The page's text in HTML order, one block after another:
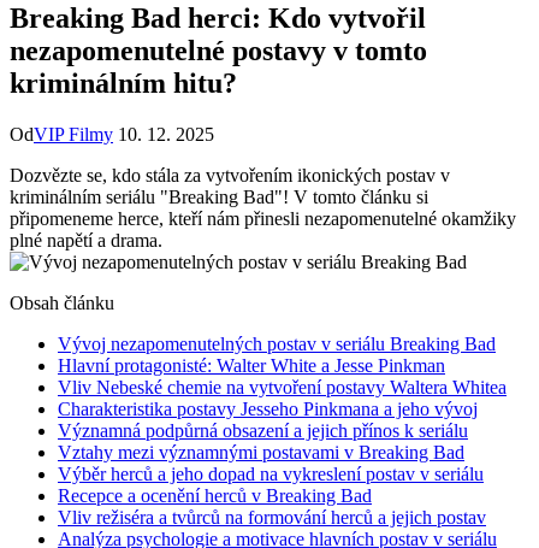
Breaking Bad herci: Kdo vytvořil
nezapomenutelné postavy v tomto
kriminálním hitu?
OdVIP Filmy 10. 12. 2025
Dozvězte ​se, kdo stála za ​vytvořením ikonických postav v
kriminálním seriálu⁢ "Breaking⁤ Bad"! V tomto článku si
připomeneme herce, kteří nám přinesli nezapomenutelné​ okamžiky
plné napětí a drama.
Obsah článku
Vývoj nezapomenutelných postav v seriálu Breaking Bad
Hlavní protagonisté: Walter White‍ a Jesse Pinkman
Vliv Nebeské‍ chemie na vytvoření postavy Waltera Whitea
Charakteristika postavy Jesseho Pinkmana a jeho vývoj
Významná podpůrná obsazení a⁤ jejich přínos‍ k seriálu
Vztahy mezi významnými postavami v Breaking Bad
Výběr herců‍ a jeho dopad na vykreslení postav v seriálu
Recepce a ocenění ​herců v Breaking Bad
Vliv⁢ režiséra a tvůrců na formování‌ herců a jejich‍ postav
Analýza psychologie a motivace hlavních ⁣postav v seriálu